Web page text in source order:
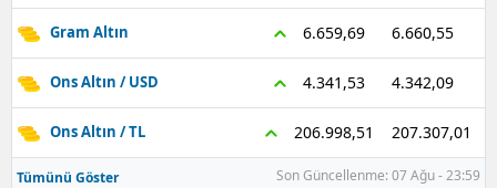
Gram Altın 6.659,69 6.660,55
Ons Altın / USD 4.341,53 4.342,09
Ons Altın / TL 206.998,51 207.307,01
Tümünü Göster Son Güncellenme: 07 Ağu - 23:59